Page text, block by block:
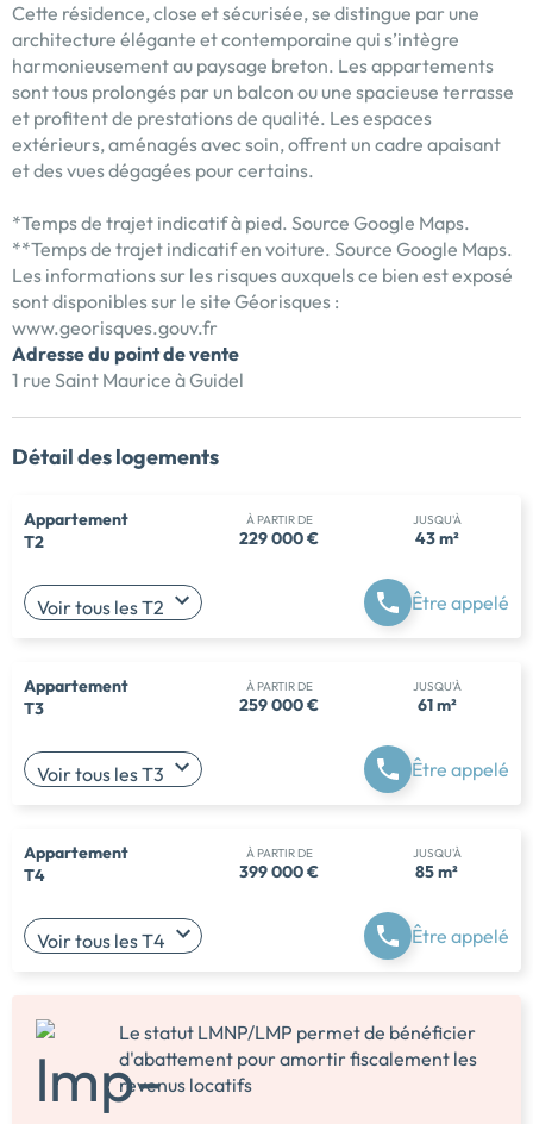
Cette résidence, close et sécurisée, se distingue par une
architecture élégante et contemporaine qui s’intègre
harmonieusement au paysage breton. Les appartements
sont tous prolongés par un balcon ou une spacieuse terrasse
et profitent de prestations de qualité. Les espaces
extérieurs, aménagés avec soin, offrent un cadre apaisant
et des vues dégagées pour certains.
*Temps de trajet indicatif à pied. Source Google Maps.
**Temps de trajet indicatif en voiture. Source Google Maps.
Les informations sur les risques auxquels ce bien est exposé
sont disponibles sur le site Géorisques :
www.georisques.gouv.fr
Adresse du point de vente
1 rue Saint Maurice à Guidel
Détail des logements
Appartement
T2
À PARTIR DE
229 000 €
JUSQU'À
43 m²
Voir tous les T2 Être appelé
Appartement
T3
À PARTIR DE
259 000 €
JUSQU'À
61 m²
Voir tous les T3 Être appelé
Appartement
T4
À PARTIR DE
399 000 €
JUSQU'À
85 m²
Voir tous les T4 Être appelé
Le statut LMNP/LMP permet de bénéficier
d'abattement pour amortir fiscalement les
revenus locatifs